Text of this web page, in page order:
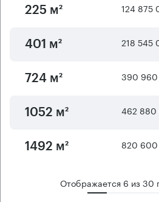
225 м² 124 875
401 м² 218 545
724 м² 390
1052 м² 462
1492 м² 820
Отображается 6 из30